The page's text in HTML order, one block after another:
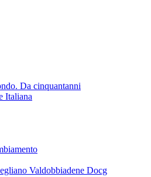
Da cinquantanni
Italiana
Valdobbiadene Docg